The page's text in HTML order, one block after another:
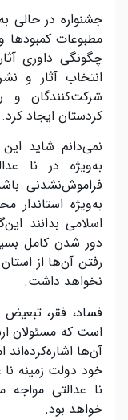
جشنواره در حالی
مطبوعات کمبودها
چگونگی داوری
انتخاب آثار و
شرکت‌کنندگان و
کردستان ایجاد کرد.
نمی‌دانم شاید
به‌ویژه در نا
فراموش‌نشدنی
به‌ویژه
اسلامی بدانند
دور شدن کامل
رفتن آن‌ها از
نخواهد داشت.
فساد، فقر،
است که مسئولان
آن‌ها
خود دولت زمینه نا
نا عدالتی
خواهد بود.